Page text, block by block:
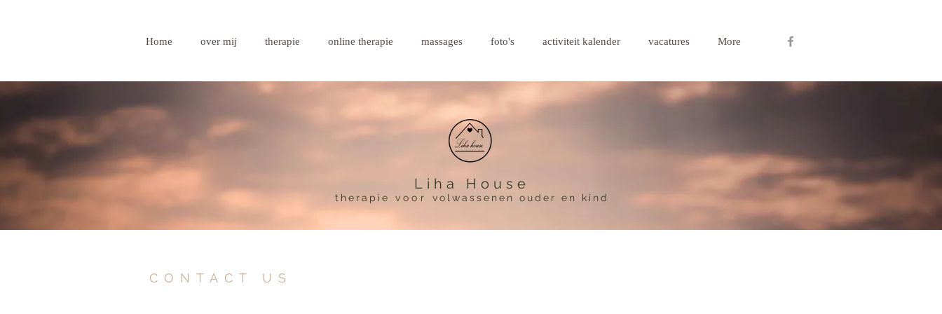
Home over mij therapie online therapie massages foto's activiteit kalender vacatures More
Liha House
therapie voorvolwassenen ouder en kind
CONTACT US